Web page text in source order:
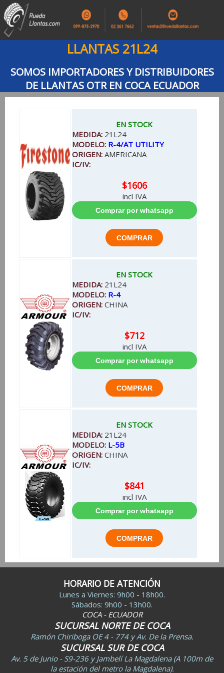
LLANTAS 21L24
SOMOS IMPORTADORES Y DISTRIBUIDORES
DE LLANTAS OTR EN COCA ECUADOR
EN STOCK
MEDIDA: 21L24
MODELO: R-4/AT UTILITY
ORIGEN: AMERICANA
IC/IV:
$1606
incl IVA
EN STOCK
MEDIDA: 21L24
MODELO: R-4
ORIGEN: CHINA
IC/IV:
$712
incl IVA
EN STOCK
MEDIDA: 21L24
MODELO: L-5B
ORIGEN: CHINA
IC/IV:
$841
incl IVA
HORARIO DE ATENCIÓN
Lunes a Viernes: 9h00 - 18h00.
Sábados: 9h00 - 13h00.
COCA - ECUADOR
SUCURSAL NORTE DE COCA
Ramón Chiriboga OE 4 - 774 y Av. De la Prensa.
SUCURSAL SUR DE COCA
Av. 5 de Junio - S9-236 y Jambelí La Magdalena (A 100m de
la estación del metro la Magdalena).